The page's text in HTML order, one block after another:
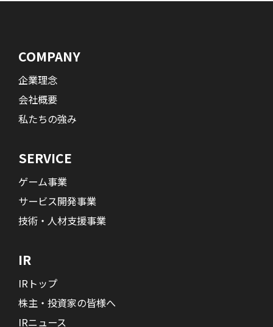
COMPANY
企業理念
会社概要
私たちの強み
SERVICE
ゲーム事業
サービス開発事業
技術・人材支援事業
IR
IRトップ
株主・投資家の皆様へ
IRニュース